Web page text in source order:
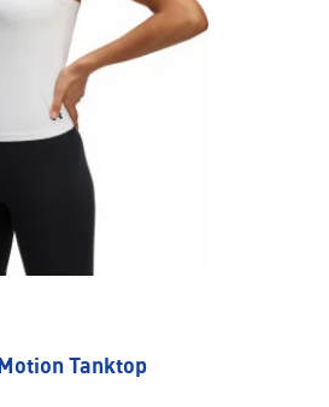
Motion Tanktop